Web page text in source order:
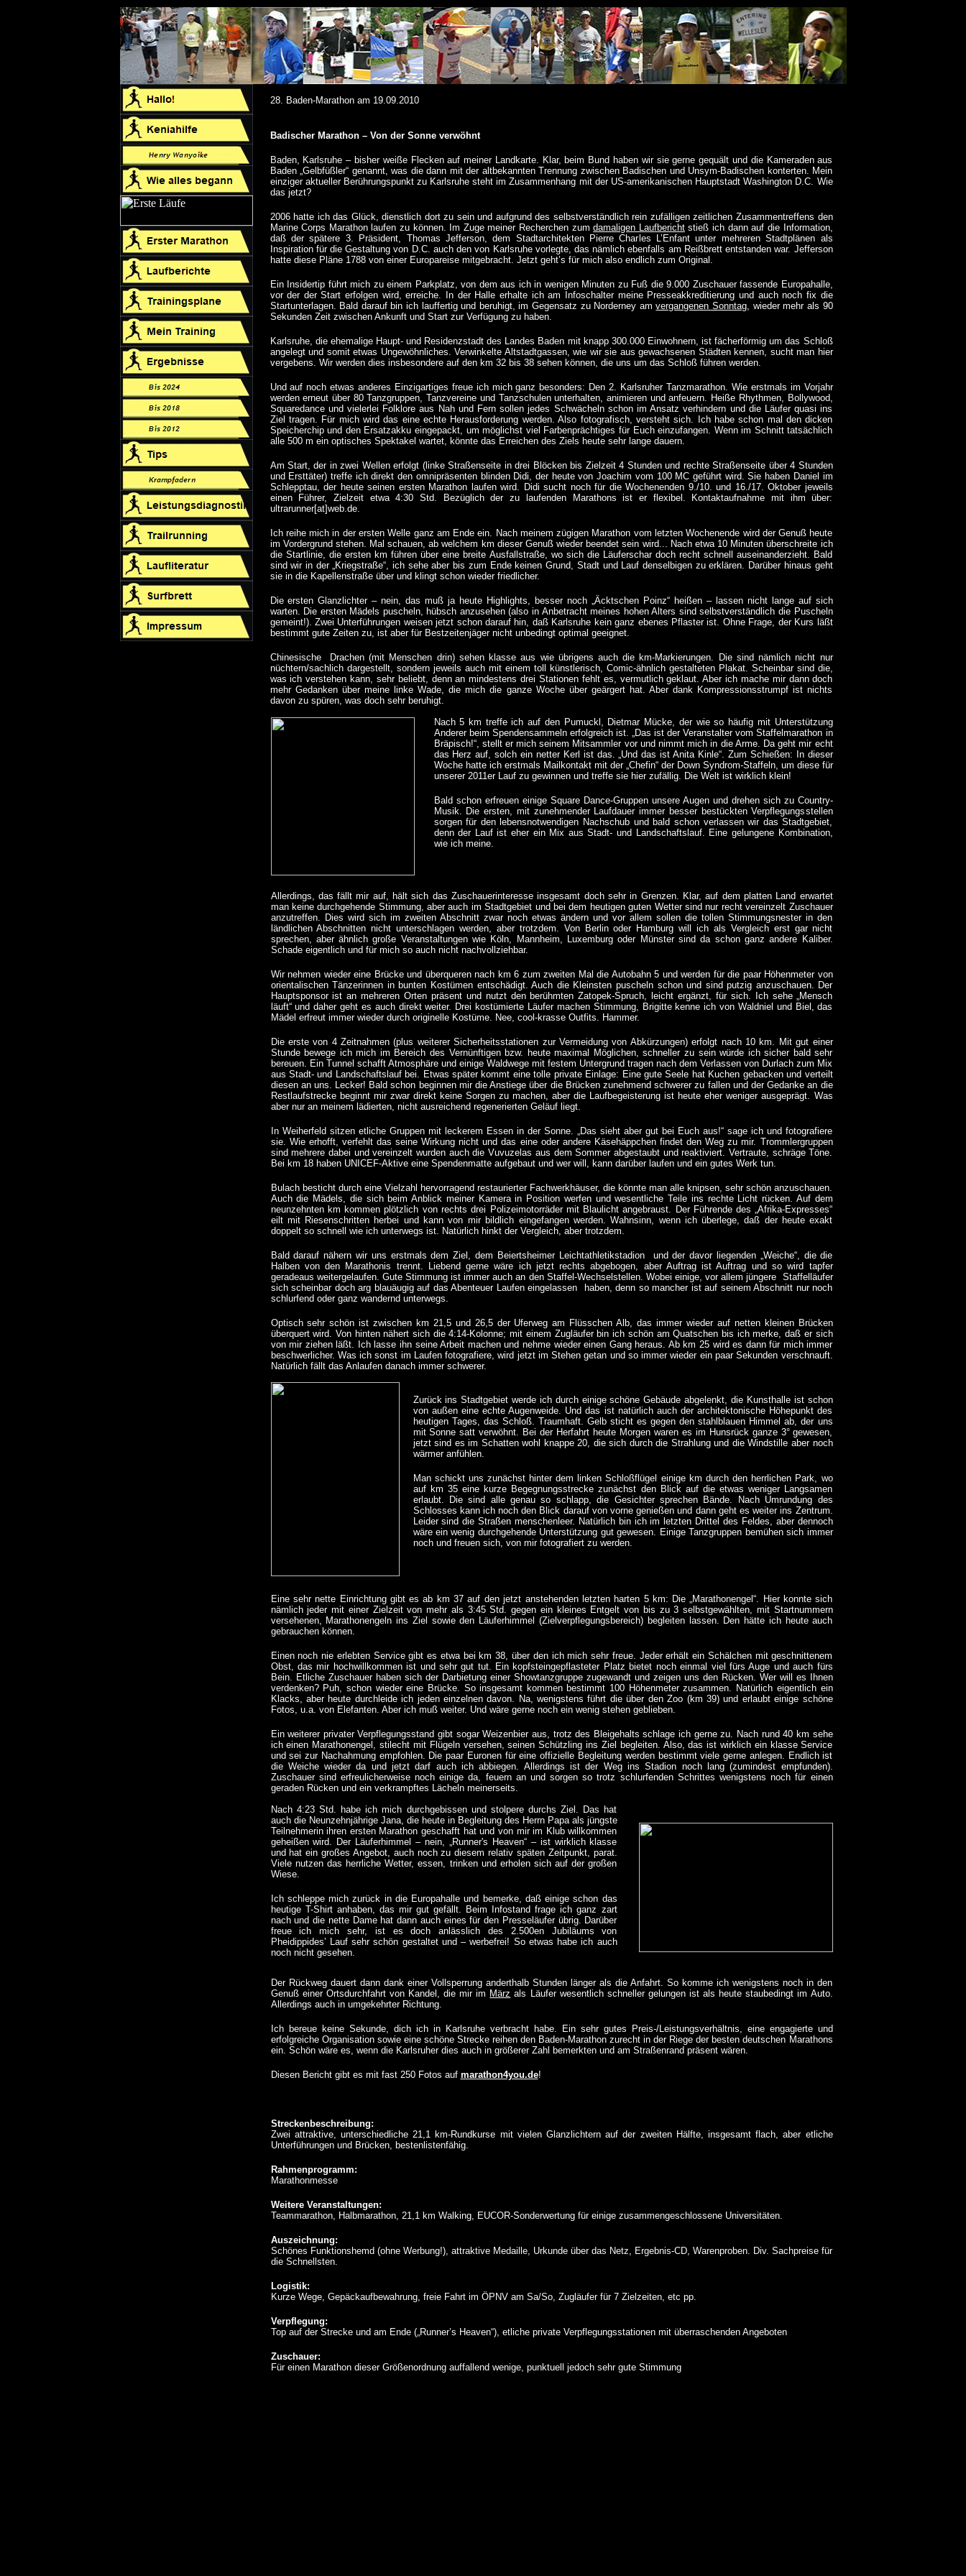
28. Baden-Marathon am 19.09.2010
Badischer Marathon – Von der Sonne verwöhnt
Baden, Karlsruhe – bisher weiße Flecken auf meiner Landkarte. Klar, beim Bund haben wir sie gerne gequält und die Kameraden aus
Baden „Gelbfüßler“ genannt, was die dann mit der altbekannten Trennung zwischen Badischen und Unsym-Badischen konterten. Mein
einziger aktueller Berührungspunkt zu Karlsruhe steht im Zusammenhang mit der US-amerikanischen Hauptstadt Washington D.C. Wie
das jetzt?
2006 hatte ich das Glück, dienstlich dort zu sein und aufgrund des selbstverständlich rein zufälligen zeitlichen Zusammentreffens den
Marine Corps Marathon laufen zu können. Im Zuge meiner Recherchen zumdamaligen Laufberichtstieß ich dann auf die Information,
daß der spätere 3. Präsident, Thomas Jefferson, dem Stadtarchitekten Pierre Charles L’Enfant unter mehreren Stadtplänen als
Inspiration für die Gestaltung von D.C. auch den von Karlsruhe vorlegte, das nämlich ebenfalls am Reißbrett entstanden war. Jefferson
hatte diese Pläne 1788 von einer Europareise mitgebracht. Jetzt geht’s für mich also endlich zum Original.
Ein Insidertip führt mich zu einem Parkplatz, von dem aus ich in wenigen Minuten zu Fuß die 9.000 Zuschauer fassende Europahalle,
vor der der Start erfolgen wird, erreiche. In der Halle erhalte ich am Infoschalter meine Presseakkreditierung und auch noch fix die
Startunterlagen. Bald darauf bin ich lauffertig und beruhigt, im Gegensatz zu Norderney amvergangenen Sonntag, wieder mehr als 90
Sekunden Zeit zwischen Ankunft und Start zur Verfügung zu haben.
Karlsruhe, die ehemalige Haupt- und Residenzstadt des Landes Baden mit knapp 300.000 Einwohnern, ist fächerförmig um das Schloß
angelegt und somit etwas Ungewöhnliches. Verwinkelte Altstadtgassen, wie wir sie aus gewachsenen Städten kennen, sucht man hier
vergebens. Wir werden dies insbesondere auf den km 32 bis 38 sehen können, die uns um das Schloß führen werden.
Und auf noch etwas anderes Einzigartiges freue ich mich ganz besonders: Den 2. Karlsruher Tanzmarathon. Wie erstmals im Vorjahr
werden erneut über 80 Tanzgruppen, Tanzvereine und Tanzschulen unterhalten, animieren und anfeuern. Heiße Rhythmen, Bollywood,
Squaredance und vielerlei Folklore aus Nah und Fern sollen jedes Schwächeln schon im Ansatz verhindern und die Läufer quasi ins
Ziel tragen. Für mich wird das eine echte Herausforderung werden. Also fotografisch, versteht sich. Ich habe schon mal den dicken
Speicherchip und den Ersatzakku eingepackt, um möglichst viel Farbenprächtiges für Euch einzufangen. Wenn im Schnitt tatsächlich
alle 500 m ein optisches Spektakel wartet, könnte das Erreichen des Ziels heute sehr lange dauern.
Am Start, der in zwei Wellen erfolgt (linke Straßenseite in drei Blöcken bis Zielzeit 4 Stunden und rechte Straßenseite über 4 Stunden
und Ersttäter) treffe ich direkt den omnipräsenten blinden Didi, der heute von Joachim vom 100 MC geführt wird. Sie haben Daniel im
Schlepptau, der heute seinen ersten Marathon laufen wird. Didi sucht noch für die Wochenenden 9./10. und 16./17. Oktober jeweils
einen Führer, Zielzeit etwa 4:30 Std. Bezüglich der zu laufenden Marathons ist er flexibel. Kontaktaufnahme mit ihm über:
ultrarunner[at]web.de.
Ich reihe mich in der ersten Welle ganz am Ende ein. Nach meinem zügigen Marathon vom letzten Wochenende wird der Genuß heute
im Vordergrund stehen. Mal schauen, ab welchem km dieser Genuß wieder beendet sein wird... Nach etwa 10 Minuten überschreite ich
die Startlinie, die ersten km führen über eine breite Ausfallstraße, wo sich die Läuferschar doch recht schnell auseinanderzieht. Bald
sind wir in der „Kriegstraße“, ich sehe aber bis zum Ende keinen Grund, Stadt und Lauf denselbigen zu erklären. Darüber hinaus geht
sie in die Kapellenstraße über und klingt schon wieder friedlicher.
Die ersten Glanzlichter – nein, das muß ja heute Highlights, besser noch „Äcktschen Poinz“ heißen – lassen nicht lange auf sich
warten. Die ersten Mädels puscheln, hübsch anzusehen (also in Anbetracht meines hohen Alters sind selbstverständlich die Puscheln
gemeint!). Zwei Unterführungen weisen jetzt schon darauf hin, daß Karlsruhe kein ganz ebenes Pflaster ist. Ohne Frage, der Kurs läßt
bestimmt gute Zeiten zu, ist aber für Bestzeitenjäger nicht unbedingt optimal geeignet.
Chinesische Drachen (mit Menschen drin) sehen klasse aus wie übrigens auch die km-Markierungen. Die sind nämlich nicht nur
nüchtern/sachlich dargestellt, sondern jeweils auch mit einem toll künstlerisch, Comic-ähnlich gestalteten Plakat. Scheinbar sind die,
was ich verstehen kann, sehr beliebt, denn an mindestens drei Stationen fehlt es, vermutlich geklaut. Aber ich mache mir dann doch
mehr Gedanken über meine linke Wade, die mich die ganze Woche über geärgert hat. Aber dank Kompressionsstrumpf ist nichts
davon zu spüren, was doch sehr beruhigt.
Nach 5 km treffe ich auf den Pumuckl, Dietmar Mücke, der wie so häufig mit Unterstützung
Anderer beim Spendensammeln erfolgreich ist. „Das ist der Veranstalter vom Staffelmarathon in
Bräpisch!“, stellt er mich seinem Mitsammler vor und nimmt mich in die Arme. Da geht mir echt
das Herz auf, solch ein netter Kerl ist das. „Und das ist Anita Kinle“. Zum Schießen: In dieser
Woche hatte ich erstmals Mailkontakt mit der „Chefin“ der Down Syndrom-Staffeln, um diese für
unserer 2011er Lauf zu gewinnen und treffe sie hier zufällig. Die Welt ist wirklich klein!
Bald schon erfreuen einige Square Dance-Gruppen unsere Augen und drehen sich zu Country-
Musik. Die ersten, mit zunehmender Laufdauer immer besser bestückten Verpflegungsstellen
sorgen für den lebensnotwendigen Nachschub und bald schon verlassen wir das Stadtgebiet,
denn der Lauf ist eher ein Mix aus Stadt- und Landschaftslauf. Eine gelungene Kombination,
wie ich meine.
Allerdings, das fällt mir auf, hält sich das Zuschauerinteresse insgesamt doch sehr in Grenzen. Klar, auf dem platten Land erwartet
man keine durchgehende Stimmung, aber auch im Stadtgebiet und bei dem heutigen guten Wetter sind nur recht vereinzelt Zuschauer
anzutreffen. Dies wird sich im zweiten Abschnitt zwar noch etwas ändern und vor allem sollen die tollen Stimmungsnester in den
ländlichen Abschnitten nicht unterschlagen werden, aber trotzdem. Von Berlin oder Hamburg will ich als Vergleich erst gar nicht
sprechen, aber ähnlich große Veranstaltungen wie Köln, Mannheim, Luxemburg oder Münster sind da schon ganz andere Kaliber.
Schade eigentlich und für mich so auch nicht nachvollziehbar.
Wir nehmen wieder eine Brücke und überqueren nach km 6 zum zweiten Mal die Autobahn 5 und werden für die paar Höhenmeter von
orientalischen Tänzerinnen in bunten Kostümen entschädigt. Auch die Kleinsten puscheln schon und sind putzig anzuschauen. Der
Hauptsponsor ist an mehreren Orten präsent und nutzt den berühmten Zatopek-Spruch, leicht ergänzt, für sich. Ich sehe „Mensch
läuft“ und daher geht es auch direkt weiter. Drei kostümierte Läufer machen Stimmung, Brigitte kenne ich von Waldniel und Biel, das
Mädel erfreut immer wieder durch originelle Kostüme. Nee, cool-krasse Outfits. Hammer.
Die erste von 4 Zeitnahmen (plus weiterer Sicherheitsstationen zur Vermeidung von Abkürzungen) erfolgt nach 10 km. Mit gut einer
Stunde bewege ich mich im Bereich des Vernünftigen bzw. heute maximal Möglichen, schneller zu sein würde ich sicher bald sehr
bereuen. Ein Tunnel schafft Atmosphäre und einige Waldwege mit festem Untergrund tragen nach dem Verlassen von Durlach zum Mix
aus Stadt- und Landschaftslauf bei. Etwas später kommt eine tolle private Einlage: Eine gute Seele hat Kuchen gebacken und verteilt
diesen an uns. Lecker! Bald schon beginnen mir die Anstiege über die Brücken zunehmend schwerer zu fallen und der Gedanke an die
Restlaufstrecke beginnt mir zwar direkt keine Sorgen zu machen, aber die Laufbegeisterung ist heute eher weniger ausgeprägt. Was
aber nur an meinem lädierten, nicht ausreichend regenerierten Geläuf liegt.
In Weiherfeld sitzen etliche Gruppen mit leckerem Essen in der Sonne. „Das sieht aber gut bei Euch aus!“ sage ich und fotografiere
sie. Wie erhofft, verfehlt das seine Wirkung nicht und das eine oder andere Käsehäppchen findet den Weg zu mir. Trommlergruppen
sind mehrere dabei und vereinzelt wurden auch die Vuvuzelas aus dem Sommer abgestaubt und reaktiviert. Vertraute, schräge Töne.
Bei km 18 haben UNICEF-Aktive eine Spendenmatte aufgebaut und wer will, kann darüber laufen und ein gutes Werk tun.
Bulach besticht durch eine Vielzahl hervorragend restaurierter Fachwerkhäuser, die könnte man alle knipsen, sehr schön anzuschauen.
Auch die Mädels, die sich beim Anblick meiner Kamera in Position werfen und wesentliche Teile ins rechte Licht rücken. Auf dem
neunzehnten km kommen plötzlich von rechts drei Polizeimotorräder mit Blaulicht angebraust. Der Führende des „Afrika-Expresses“
eilt mit Riesenschritten herbei und kann von mir bildlich eingefangen werden. Wahnsinn, wenn ich überlege, daß der heute exakt
doppelt so schnell wie ich unterwegs ist. Natürlich hinkt der Vergleich, aber trotzdem.
Bald darauf nähern wir uns erstmals dem Ziel, dem Beiertsheimer Leichtathletikstadion und der davor liegenden „Weiche“, die die
Halben von den Marathonis trennt. Liebend gerne wäre ich jetzt rechts abgebogen, aber Auftrag ist Auftrag und so wird tapfer
geradeaus weitergelaufen. Gute Stimmung ist immer auch an den Staffel-Wechselstellen. Wobei einige, vor allem jüngere Staffelläufer
sich scheinbar doch arg blauäugig auf das Abenteuer Laufen eingelassen haben, denn so mancher ist auf seinem Abschnitt nur noch
schlurfend oder ganz wandernd unterwegs.
Optisch sehr schön ist zwischen km 21,5 und 26,5 der Uferweg am Flüsschen Alb, das immer wieder auf netten kleinen Brücken
überquert wird. Von hinten nähert sich die 4:14-Kolonne; mit einem Zugläufer bin ich schön am Quatschen bis ich merke, daß er sich
von mir ziehen läßt. Ich lasse ihn seine Arbeit machen und nehme wieder einen Gang heraus. Ab km 25 wird es dann für mich immer
beschwerlicher. Was ich sonst im Laufen fotografiere, wird jetzt im Stehen getan und so immer wieder ein paar Sekunden verschnauft.
Natürlich fällt das Anlaufen danach immer schwerer.
Zurück ins Stadtgebiet werde ich durch einige schöne Gebäude abgelenkt, die Kunsthalle ist schon
von außen eine echte Augenweide. Und das ist natürlich auch der architektonische Höhepunkt des
heutigen Tages, das Schloß. Traumhaft. Gelb sticht es gegen den stahlblauen Himmel ab, der uns
mit Sonne satt verwöhnt. Bei der Herfahrt heute Morgen waren es im Hunsrück ganze 3° gewesen,
jetzt sind es im Schatten wohl knappe 20, die sich durch die Strahlung und die Windstille aber noch
wärmer anfühlen.
Man schickt uns zunächst hinter dem linken Schloßflügel einige km durch den herrlichen Park, wo
auf km 35 eine kurze Begegnungsstrecke zunächst den Blick auf die etwas weniger Langsamen
erlaubt. Die sind alle genau so schlapp, die Gesichter sprechen Bände. Nach Umrundung des
Schlosses kann ich noch den Blick darauf von vorne genießen und dann geht es weiter ins Zentrum.
Leider sind die Straßen menschenleer. Natürlich bin ich im letzten Drittel des Feldes, aber dennoch
wäre ein wenig durchgehende Unterstützung gut gewesen. Einige Tanzgruppen bemühen sich immer
noch und freuen sich, von mir fotografiert zu werden.
Eine sehr nette Einrichtung gibt es ab km 37 auf den jetzt anstehenden letzten harten 5 km: Die „Marathonengel“. Hier konnte sich
nämlich jeder mit einer Zielzeit von mehr als 3:45 Std. gegen ein kleines Entgelt von bis zu 3 selbstgewählten, mit Startnummern
versehenen, Marathonengeln ins Ziel sowie den Läuferhimmel (Zielverpflegungsbereich) begleiten lassen. Den hätte ich heute auch
gebrauchen können.
Einen noch nie erlebten Service gibt es etwa bei km 38, über den ich mich sehr freue. Jeder erhält ein Schälchen mit geschnittenem
Obst, das mir hochwillkommen ist und sehr gut tut. Ein kopfsteingepflasteter Platz bietet noch einmal viel fürs Auge und auch fürs
Bein. Etliche Zuschauer haben sich der Darbietung einer Showtanzgruppe zugewandt und zeigen uns den Rücken. Wer will es Ihnen
verdenken? Puh, schon wieder eine Brücke. So insgesamt kommen bestimmt 100 Höhenmeter zusammen. Natürlich eigentlich ein
Klacks, aber heute durchleide ich jeden einzelnen davon. Na, wenigstens führt die über den Zoo (km 39) und erlaubt einige schöne
Fotos, u.a. von Elefanten. Aber ich muß weiter. Und wäre gerne noch ein wenig stehen geblieben.
Ein weiterer privater Verpflegungsstand gibt sogar Weizenbier aus, trotz des Bleigehalts schlage ich gerne zu. Nach rund 40 km sehe
ich einen Marathonengel, stilecht mit Flügeln versehen, seinen Schützling ins Ziel begleiten. Also, das ist wirklich ein klasse Service
und sei zur Nachahmung empfohlen. Die paar Euronen für eine offizielle Begleitung werden bestimmt viele gerne anlegen. Endlich ist
die Weiche wieder da und jetzt darf auch ich abbiegen. Allerdings ist der Weg ins Stadion noch lang (zumindest empfunden).
Zuschauer sind erfreulicherweise noch einige da, feuern an und sorgen so trotz schlurfenden Schrittes wenigstens noch für einen
geraden Rücken und ein verkrampftes Lächeln meinerseits.
Nach 4:23 Std. habe ich mich durchgebissen und stolpere durchs Ziel. Das hat
auch die Neunzehnjährige Jana, die heute in Begleitung des Herrn Papa als jüngste
Teilnehmerin ihren ersten Marathon geschafft hat und von mir im Klub willkommen
geheißen wird. Der Läuferhimmel – nein, „Runner's Heaven“ – ist wirklich klasse
und hat ein großes Angebot, auch noch zu diesem relativ späten Zeitpunkt, parat.
Viele nutzen das herrliche Wetter, essen, trinken und erholen sich auf der großen
Wiese.
Ich schleppe mich zurück in die Europahalle und bemerke, daß einige schon das
heutige T-Shirt anhaben, das mir gut gefällt. Beim Infostand frage ich ganz zart
nach und die nette Dame hat dann auch eines für den Presseläufer übrig. Darüber
freue ich mich sehr, ist es doch anlässlich des 2.500en Jubiläums von
Pheidippides’ Lauf sehr schön gestaltet und – werbefrei! So etwas habe ich auch
noch nicht gesehen.
Der Rückweg dauert dann dank einer Vollsperrung anderthalb Stunden länger als die Anfahrt. So komme ich wenigstens noch in den
Genuß einer Ortsdurchfahrt von Kandel, die mir im März als Läufer wesentlich schneller gelungen ist als heute staubedingt im Auto.
Allerdings auch in umgekehrter Richtung.
Ich bereue keine Sekunde, dich ich in Karlsruhe verbracht habe. Ein sehr gutes Preis-/Leistungsverhältnis, eine engagierte und
erfolgreiche Organisation sowie eine schöne Strecke reihen den Baden-Marathon zurecht in der Riege der besten deutschen Marathons
ein. Schön wäre es, wenn die Karlsruher dies auch in größerer Zahl bemerkten und am Straßenrand präsent wären.
Diesen Bericht gibt es mit fast 250 Fotos auf marathon4you.de!
Streckenbeschreibung:
Zwei attraktive, unterschiedliche 21,1 km-Rundkurse mit vielen Glanzlichtern auf der zweiten Hälfte, insgesamt flach, aber etliche
Unterführungen und Brücken, bestenlistenfähig.
Rahmenprogramm:
Marathonmesse
Weitere Veranstaltungen:
Teammarathon, Halbmarathon, 21,1 km Walking, EUCOR-Sonderwertung für einige zusammengeschlossene Universitäten.
Auszeichnung:
Schönes Funktionshemd (ohne Werbung!), attraktive Medaille, Urkunde über das Netz, Ergebnis-CD, Warenproben. Div. Sachpreise für
die Schnellsten.
Logistik:
Kurze Wege, Gepäckaufbewahrung, freie Fahrt im ÖPNV am Sa/So, Zugläufer für 7 Zielzeiten, etc pp.
Verpflegung:
Top auf der Strecke und am Ende („Runner’s Heaven“), etliche private Verpflegungsstationen mit überraschenden Angeboten
Zuschauer:
Für einen Marathon dieser Größenordnung auffallend wenige, punktuell jedoch sehr gute Stimmung